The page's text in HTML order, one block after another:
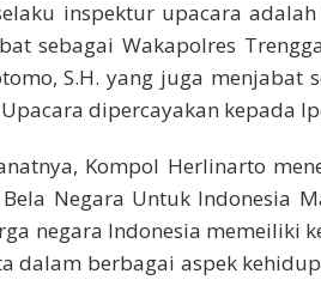
inspektur upacara
sebagai Wakapolres
S.H. yang juga menjabat
dipercayakan kepada
Kompol Herlinarto
Bela Negara Untuk Indonesia
negara Indonesia memeiliki
dalam berbagai aspek